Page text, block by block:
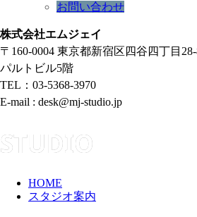
お問い合わせ
株式会社エムジェイ
〒160-0004 東京都新宿区四谷四丁目
パルトビル5階
TEL：03-5368-3970
E-mail : desk@mj-studio.jp
STUDIO
HOME
スタジオ案内